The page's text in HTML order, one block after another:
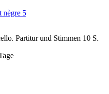
Partitur und Stimmen 10 S.